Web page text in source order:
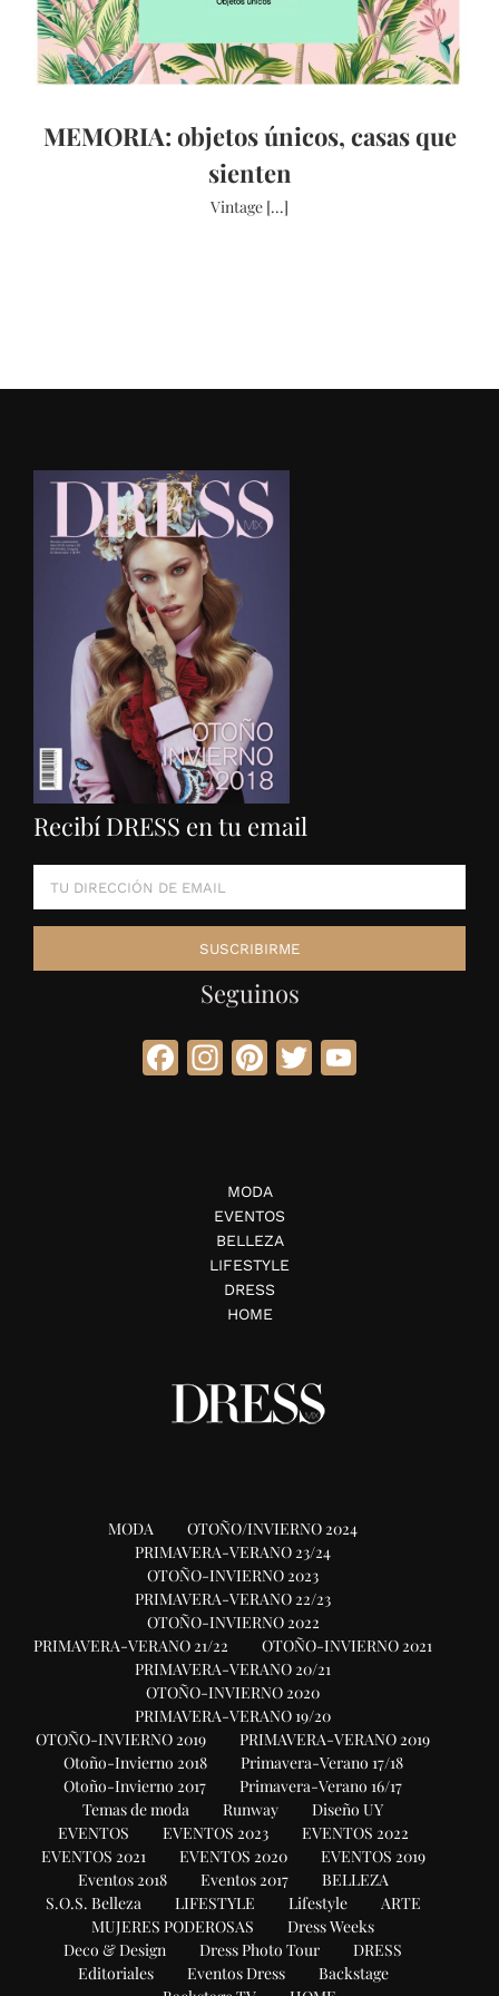
MEMORIA: objetos únicos, casas que
sienten
Vintage [...]
Recibí DRESS en tu email
Seguinos
Facebook
Instagram
Pinterest
Twitter
MODA
EVENTOS
BELLEZA
LIFESTYLE
DRESS
HOME
MODA
OTOÑO/INVIERNO 2024
PRIMAVERA-VERANO 23/24
OTOÑO-INVIERNO 2023
PRIMAVERA-VERANO 22/23
OTOÑO-INVIERNO 2022
PRIMAVERA-VERANO 21/22
OTOÑO-INVIERNO 2021
PRIMAVERA-VERANO 20/21
OTOÑO-INVIERNO 2020
PRIMAVERA-VERANO 19/20
OTOÑO-INVIERNO 2019
PRIMAVERA-VERANO 2019
Otoño-Invierno 2018
Primavera-Verano 17/18
Otoño-Invierno 2017
Primavera-Verano 16/17
Temas de moda
Runway
Diseño UY
EVENTOS
EVENTOS 2023
EVENTOS 2022
EVENTOS 2021
EVENTOS 2020
EVENTOS 2019
Eventos 2018
Eventos 2017
BELLEZA
S.O.S. Belleza
LIFESTYLE Lifestyle
ARTE
MUJERES PODEROSAS
Dress Weeks
Deco & Design
Dress Photo Tour
DRESS
Editoriales
Eventos Dress
Backstage